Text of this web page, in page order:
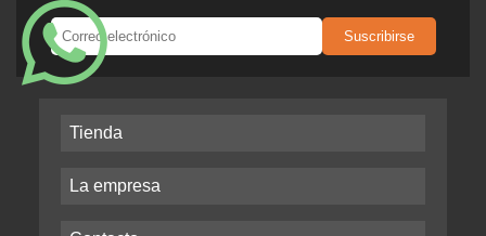
Suscribirse
Tienda
La empresa